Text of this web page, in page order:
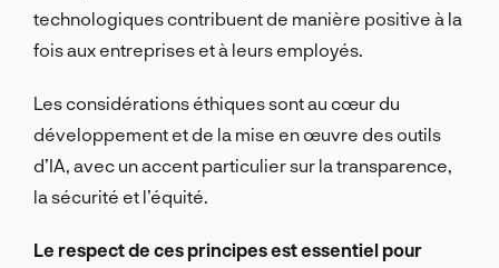
technologiques contribuent de manière positive à la
fois aux entreprises et à leurs employés.
Les considérations éthiques sont au cœur du
développement et de la mise en œuvre des outils
d’IA, avec un accent particulier sur la transparence,
la sécurité et l’équité.
Le respect de ces principes est essentiel pour